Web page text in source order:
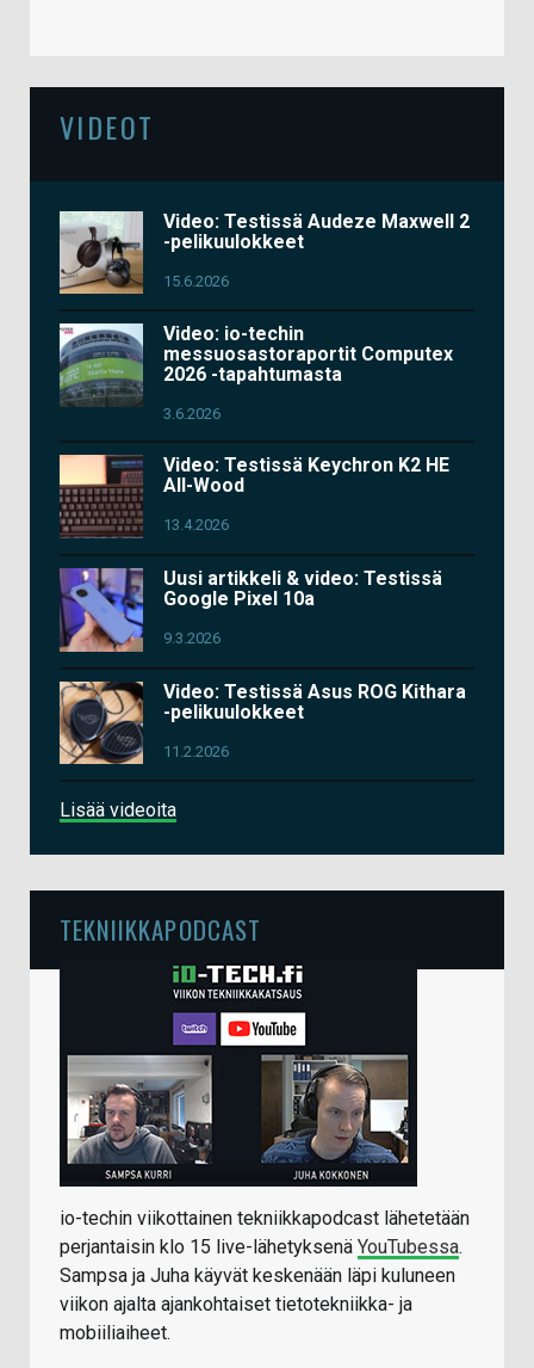
VIDEOT
Video: Testissä Audeze Maxwell 2
-pelikuulokkeet
15.6.2026
Video: io-techin
messuosastoraportit Computex
2026 -tapahtumasta
3.6.2026
Video: Testissä Keychron K2 HE
All-Wood
13.4.2026
Uusi artikkeli & video: Testissä
Google Pixel 10a
9.3.2026
Video: Testissä Asus ROG Kithara
-pelikuulokkeet
11.2.2026
Lisää videoita
TEKNIIKKAPODCAST
io-techin viikottainen tekniikkapodcast lähetetään
perjantaisin klo 15 live-lähetyksenä YouTubessa.
Sampsa ja Juha käyvät keskenään läpi kuluneen
viikon ajalta ajankohtaiset tietotekniikka- ja
mobiiliaiheet.